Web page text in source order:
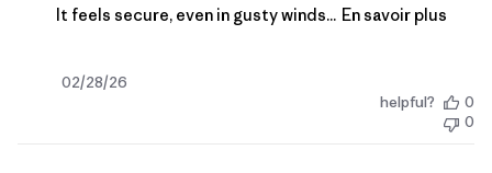
It feels secure, even in gusty winds... En savoir plus
Date
02/28/26
helpful?
0
0